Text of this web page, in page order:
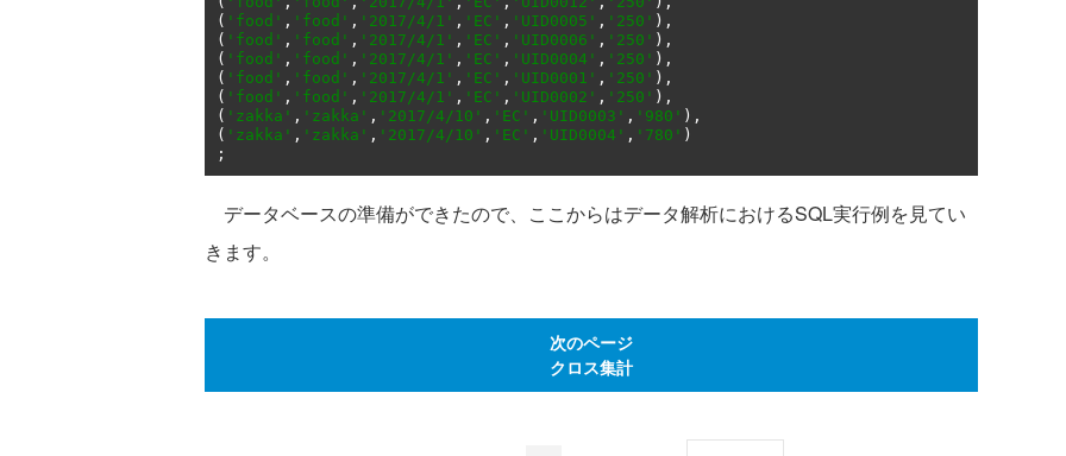
( 'food' , 'food' , '2017/4/1' , 'EC' , 'UID0005' , '250' ),
( 'food' , 'food' , '2017/4/1' , 'EC' , 'UID0006' , '250' ),
( 'food' , 'food' , '2017/4/1' , 'EC' , 'UID0004' , '250' ),
( 'food' , 'food' , '2017/4/1' , 'EC' , 'UID0001' , '250' ),
( 'food' , 'food' , '2017/4/1' , 'EC' , 'UID0002' , '250' ),
( 'zakka' , 'zakka' , '2017/4/10' , 'EC' , 'UID0003' , '980' ),
( 'zakka' , 'zakka' , '2017/4/10' , 'EC' , 'UID0004' , '780' )
;
データベースの準備ができたので、ここからはデータ解析におけるSQL実行例を見てい
きます。
次のページ
クロス集計